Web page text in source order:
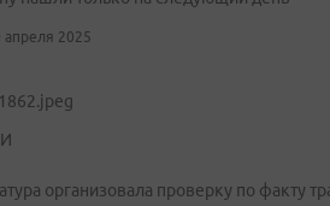
апреля 2025
организовала проверку по факту